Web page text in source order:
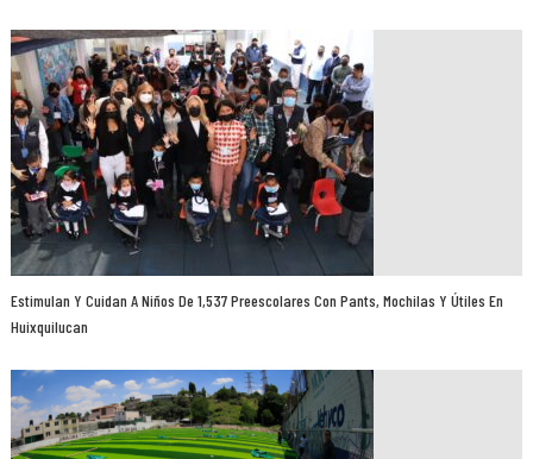
Estimulan Y Cuidan A Niños De 1,537 Preescolares Con Pants, Mochilas Y Útiles En
Huixquilucan